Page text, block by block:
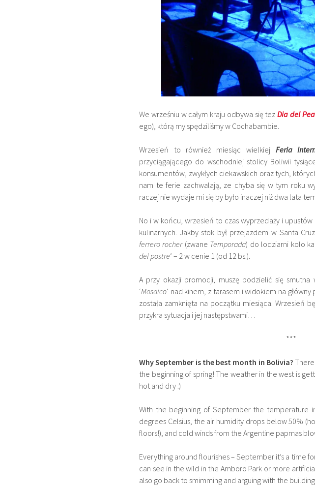
We wrześniu w całym kraju odbywa się tez Dia del
ego), którą my spędziliśmy w Cochabambie.
Wrzesień to również miesiąc wielkiej Feria
przyciągającego do wschodniej stolicy Boliwii
konsumentów, zwykłych ciekawskich oraz tych,
nam te ferie zachwalają, ze chyba się w tym roku
raczej nie wydaje mi się by było inaczej niż dwa lata
No i w końcu, wrzesień to czas wyprzedaży i
kulinarnych. Jakby stok był przejazdem w Santa
ferrero rocher(zwane Temporada) do lodziarni kolo
del postre‘ – 2 w cenie 1 (od 12 bs.).
A przy okazji promocji, muszę podzielić się smutna
‘Mosaico‘ nad kinem, z tarasem i widokiem na
została zamknięta na początku miesiąca. Wrzesień
przykra sytuacja i jej następstwami…
***
Why September is the best month in Bolivia?
the beginning of spring! The weather in the west is
hot and dry :)
With the beginning of September the temperature
degrees Celsius, the air humidity drops below 50%
floors!), and cold winds from the Argentine papmas
Everything around flourishes – September it’s a time
can see in the wild in the Amboro Park or more
also go back to smimming and arguing with the